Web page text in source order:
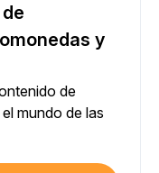
y
de
mundo de las